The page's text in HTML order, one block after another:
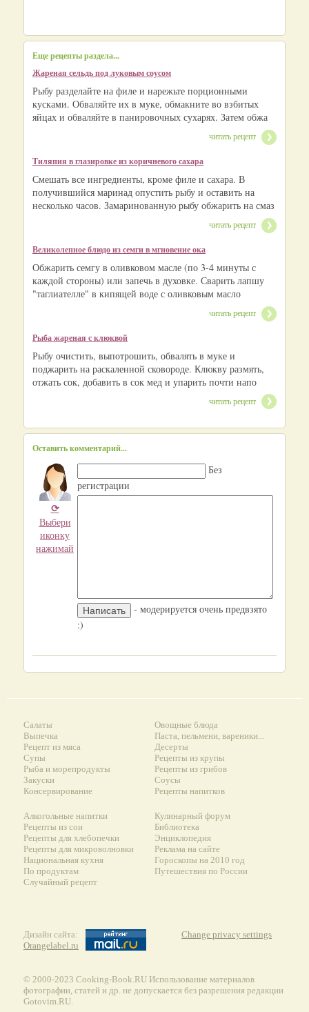
Еще рецепты раздела...
Жареная сельдь под луковым соусом
Рыбу разделайте на филе и нарежьте порционными
кусками. Обваляйте их в муке, обмакните во взбитых
яйцах и обваляйте в панировочных сухарях. Затем обжа
читать рецепт
Тиляпия в глазировке из коричневого сахара
Смешать все ингредиенты, кроме филе и сахара. В
получившийся маринад опустить рыбу и оставить на
несколько часов. Замаринованную рыбу обжарить на смаз
читать рецепт
Великолепное блюдо из семги в мгновение ока
Обжарить семгу в оливковом масле (по 3-4 минуты с
каждой стороны) или запечь в духовке. Сварить лапшу
"таглиателле" в кипящей воде с оливковым масло
читать рецепт
Рыба жареная с клюквой
Рыбу очистить, выпотрошить, обвалять в муке и
поджарить на раскаленной сковороде. Клюкву размять,
отжать сок, добавить в сок мед и упарить почти напо
читать рецепт
Оставить комментарий...
⟳
Выбери
иконку
нажимай
Без
регистрации
- модерируется очень предвзято
:)
Салаты
Выпечка
Рецепт из мяса
Супы
Рыба и морепродукты
Закуски
Консервирование
Овощные блюда
Паста, пельмени, вареники...
Десерты
Рецепты из крупы
Рецепты из грибов
Соусы
Рецепты напитков
Алкогольные напитки
Рецепты из сои
Рецепты для хлебопечки
Рецепты для микроволновки
Национальная кухня
По продуктам
Случайный рецепт
Кулинарный форум
Библиотека
Энциклопедия
Реклама на сайте
Гороскопы на 2010 год
Путешествия по России
Дизайн сайта:
Orangelabel.ru
Change privacy settings
© 2000-2023 Сooking-Book.RU Использование материалов
фотографии, статей и др. не допускается без разрешения редакции
Gotovim.RU.